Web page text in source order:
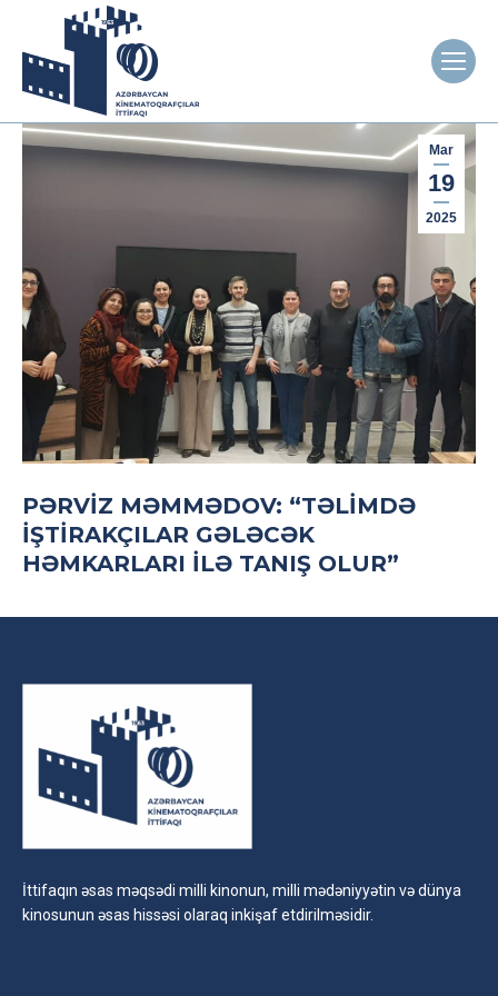
Mar
19
2025
PƏRVIZ MƏMMƏDOV: “TƏLIMDƏ
IŞTIRAKÇILAR GƏLƏCƏK
HƏMKARLARI ILƏ TANIŞ OLUR”
İttifaqın əsas məqsədi milli kinonun, milli mədəniyyətin və dünya
kinosunun əsas hissəsi olaraq inkişaf etdirilməsidir.